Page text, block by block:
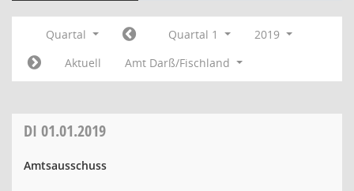
Quartal Quartal 1
2019
Aktuell
Amt Darß/Fischland
DI 01.01.2019
Amtsausschuss